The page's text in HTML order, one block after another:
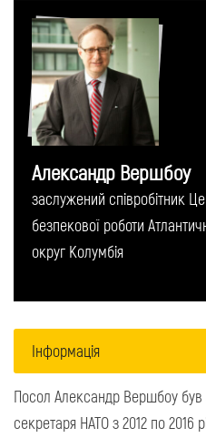
Александр Вершбоу
заслужений співробітник
безпекової роботи
округ Колумбія
Інформація
Посол Александр Вершбоу був
секретаря НАТО з 2012 по 2016